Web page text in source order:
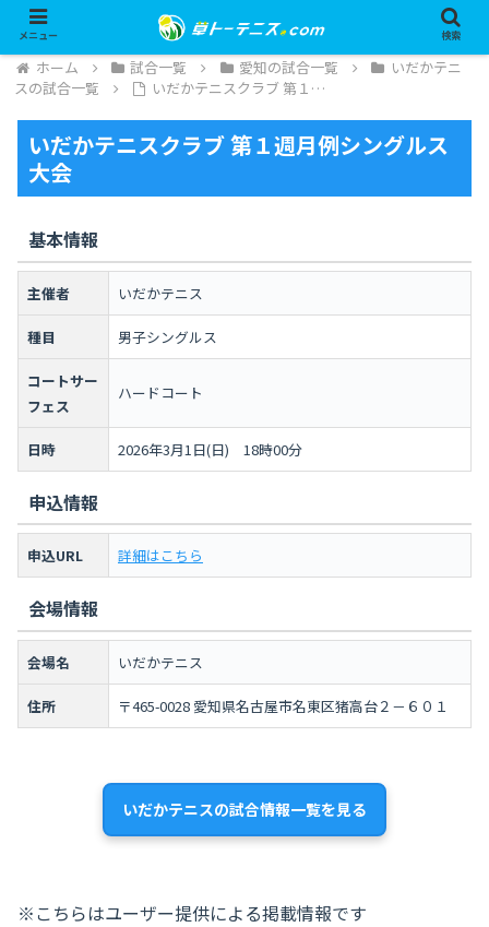
ホーム 試合一覧 愛知の試合一覧
いだかテニ
スの試合一覧
いだかテニスクラブ 第１…
いだかテニスクラブ 第１週月例シングルス
大会
基本情報
主催者 いだかテニス
種目 男子シングルス
コートサー
フェス
ハードコート
日時 2026年3月1日(日) 18時00分
申込情報
申込URL 詳細はこちら
会場情報
会場名 いだかテニス
住所 〒465-0028 愛知県名古屋市名東区猪高台２－６０１
いだかテニスの試合情報一覧を見る
※こちらはユーザー提供による掲載情報です
メニュー 検索